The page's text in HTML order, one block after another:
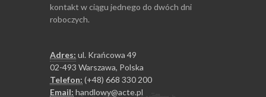
kontakt w ciągu jednego do dwóch dni
roboczych.
Adres: ul. Krańcowa 49
02-493 Warszawa, Polska
Telefon: (+48) 668 330 200
Email: handlowy@acte.pl